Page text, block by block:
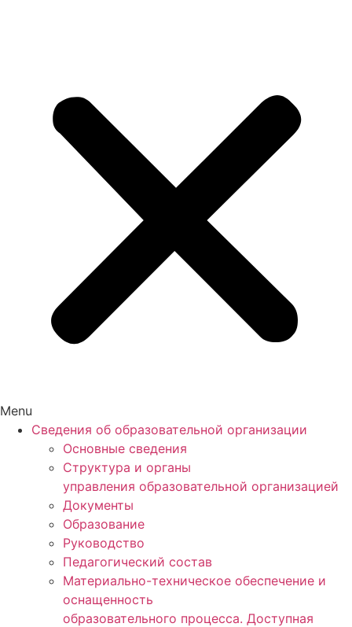
Menu
Сведения об образовательной организации
Основные сведения
Структура и органы
управления образовательной организацией
Документы
Образование
Руководство
Педагогический состав
Материально-техническое обеспечение и
оснащенность
образовательного процесса. Доступная